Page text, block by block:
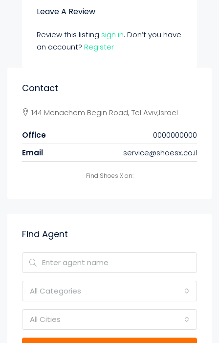
Leave A Review
Review this listing sign in. Don’t you have
an account? Register
Contact
144 Menachem Begin Road, Tel Aviv,Israel
Office
0000000000
Email
service@shoesx.co.il
Find Shoes X on:
Find Agent
All Categories
All Cities